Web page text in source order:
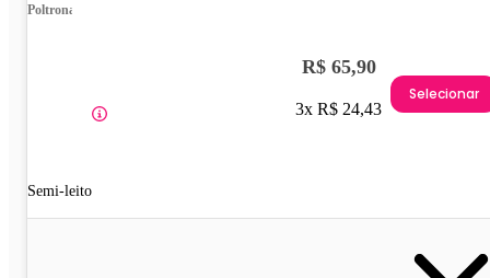
Poltrona
Semi-leito
R$ 65,90
3x R$ 24,43
Selecionar